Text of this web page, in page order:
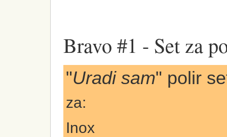
Bravo #1 - Set za
"Uradi sam" polir
za:
Inox